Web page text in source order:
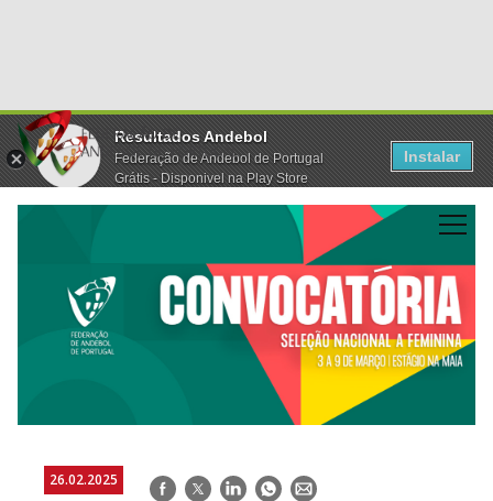
Resultados Andebol
Federação de Andebol de Portugal
Grátis - Disponivel na Play Store
Instalar
26.02.2025 Facebook
TwitterLinkedInWhatsApp
E-